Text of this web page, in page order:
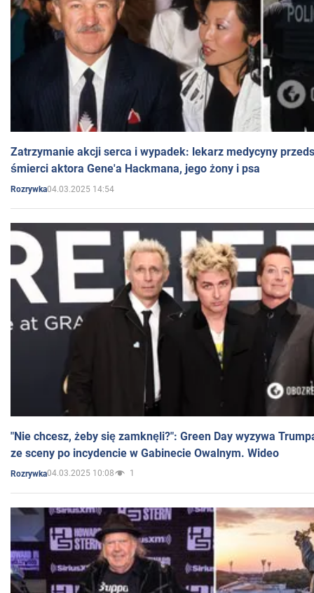
Zatrzymanie akcji serca i wypadek: lekarz medycyny
śmierci aktora Gene'a Hackmana, jego żony i psa
Rozrywka04.03.2025 14:54
"Nie chcesz, żeby się zamknęli?": Green Day wyzywa
ze sceny po incydencie w Gabinecie Owalnym. Wideo
Rozrywka04.03.2025 10:08 1